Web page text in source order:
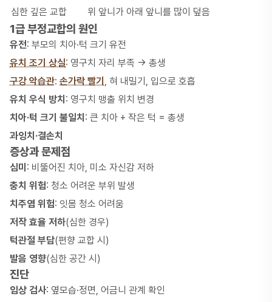
심한 깊은 교합
위 앞니가 아래 앞니를 많이 덮음
1급 부정교합의 원인
유전: 부모의 치아·턱 크기 유전
유치 조기 상실: 영구치 자리 부족 → 총생
구강 악습관: 손가락 빨기 , 혀 내밀기, 입으로 호흡
유치 우식 방치 : 영구치 맹출 위치 변경
치아·턱 크기 불일치 : 큰 치아 + 작은 턱 = 총생
과잉치·결손치
증상과 문제점
심미 : 비뚤어진 치아, 미소 자신감 저하
충치 위험: 청소 어려운 부위 발생
치주염 위험: 잇몸 청소 어려움
저작 효율 저하(심한 경우)
턱관절 부담(편향 교합 시)
발음 영향(심한 공간 시)
진단
임상 검사: 옆모습·정면, 어금니 관계 확인